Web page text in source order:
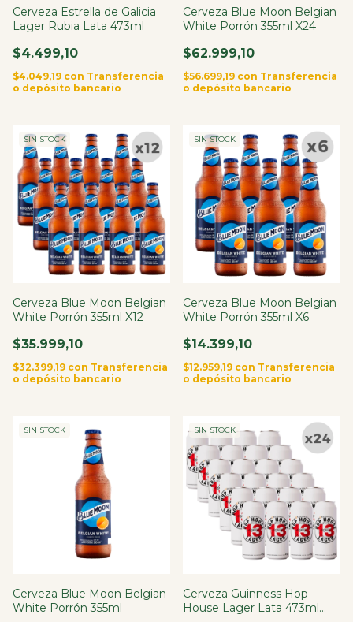
Cerveza Estrella de Galicia
Lager Rubia Lata 473ml
$4.499,10
$4.049,19 con Transferencia
o depósito bancario
Cerveza Blue Moon Belgian
White Porrón 355ml X24
$62.999,10
$56.699,19 con Transferencia
o depósito bancario
SIN STOCK
Cerveza Blue Moon Belgian
White Porrón 355ml X12
$35.999,10
$32.399,19 con Transferencia
o depósito bancario
SIN STOCK
Cerveza Blue Moon Belgian
White Porrón 355ml X6
$14.399,10
$12.959,19 con Transferencia
o depósito bancario
SIN STOCK
Cerveza Blue Moon Belgian
White Porrón 355ml
SIN STOCK
Cerveza Guinness Hop
House Lager Lata 473ml